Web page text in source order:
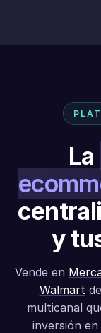
La
y
Vende en
Walmart
multicanal
inversión